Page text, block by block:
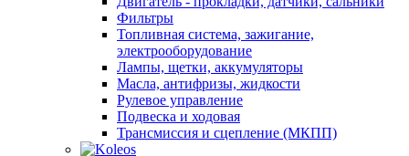
Фильтры
Топливная система, зажигание,
электрооборудование
Лампы, щетки, аккумуляторы
Масла, антифризы, жидкости
Рулевое управление
Подвеска и ходовая
Трансмиссия и сцепление (МКПП)